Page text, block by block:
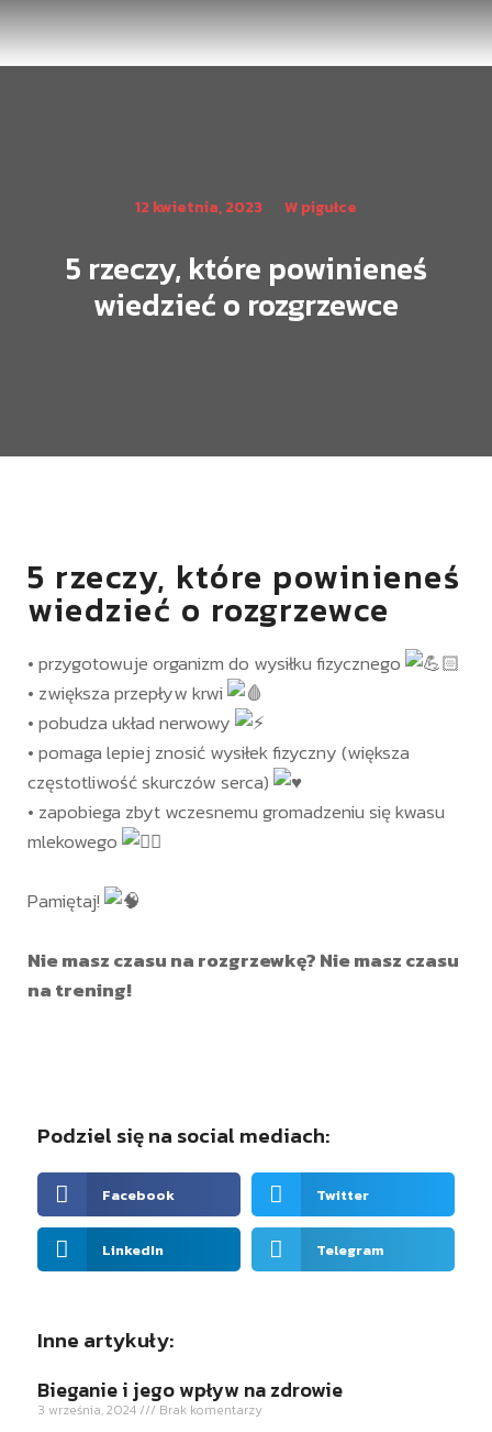
12 kwietnia, 2023 W pigułce
5 rzeczy, które powinieneś
wiedzieć o rozgrzewce
5 rzeczy, które powinieneś
wiedzieć o rozgrzewce
• przygotowuje organizm do wysiłku fizycznego
• zwiększa przepływ krwi
• pobudza układ nerwowy
• pomaga lepiej znosić wysiłek fizyczny (większa
częstotliwość skurczów serca)
• zapobiega zbyt wczesnemu gromadzeniu się kwasu
mlekowego
Pamiętaj!
Nie masz czasu na rozgrzewkę? Nie masz czasu
na trening!
Podziel się na social mediach:
Facebook Twitter
LinkedIn Telegram
Inne artykuły:
Bieganie i jego wpływ na zdrowie
3 września, 2024 Brak komentarzy